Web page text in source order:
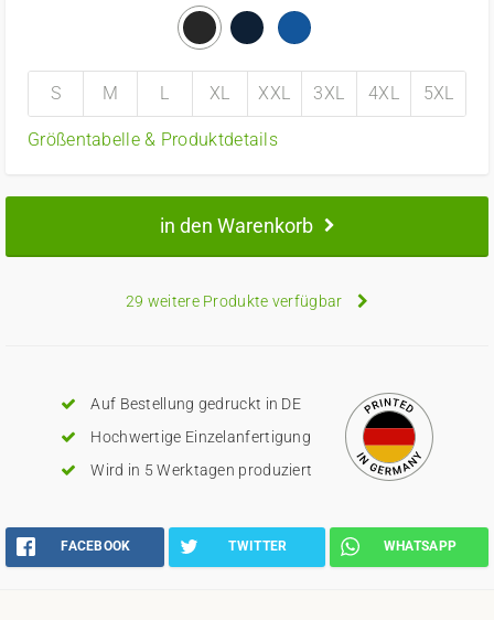
S M L XL XXL 3XL 4XL 5XL
Größentabelle & Produktdetails
in den Warenkorb
29 weitere Produkte verfügbar
Auf Bestellung gedruckt in DE
Hochwertige Einzelanfertigung
Wird in 5 Werktagen produziert
FACEBOOK TWITTER WHATSAPP